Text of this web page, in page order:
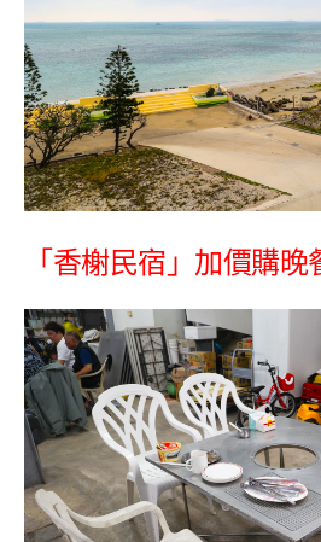
「香榭民宿」加價購